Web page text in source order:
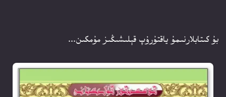
بۇ كىتابلارنىمۇ ياقتۇرۇپ قېلىشىڭىز مۇمكىن...